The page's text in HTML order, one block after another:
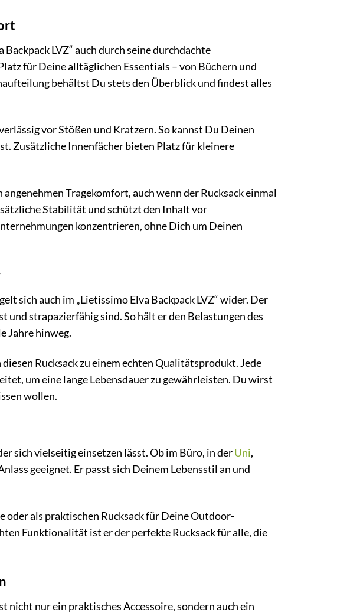
LVZ“ auch durch seine durchdachte
für Deine alltäglichen Essentials – von Büchern und
behältst Du stets den Überblick und findest alles
vor Stößen und Kratzern. So kannst Du Deinen
Zusätzliche Innenfächer bieten Platz für kleinere
Tragekomfort, auch wenn der Rucksack einmal
Stabilität und schützt den Inhalt vor
konzentrieren, ohne Dich um Deinen
sich auch im „Lietissimo Elva Backpack LVZ“ wider. Der
strapazierfähig sind. So hält er den Belastungen des
Jahre hinweg.
Rucksack zu einem echten Qualitätsprodukt. Jede
um eine lange Lebensdauer zu gewährleisten. Du wirst
wollen.
sich vielseitig einsetzen lässt. Ob im Büro, in derUni,
geeignet. Er passt sich Deinem Lebensstil an und
als praktischen Rucksack für Deine Outdoor-
Funktionalität ist er der perfekte Rucksack für alle, die
nicht nur ein praktisches Accessoire, sondern auch ein